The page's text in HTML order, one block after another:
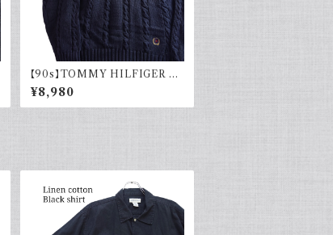
【90s】TOMMY HILFIGER ト
ミーヒルフィガー オールドトミー
チルデンニット コットン セーター
ネイビー 刺繍 90年代
¥8,980